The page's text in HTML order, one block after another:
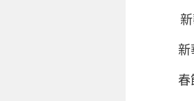
新華
新
春節